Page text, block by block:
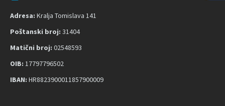
Adresa: Kralja Tomislava 141
Poštanski broj: 31404
Matični broj: 02548593
OIB: 17797796502
IBAN: HR8823900011857900009